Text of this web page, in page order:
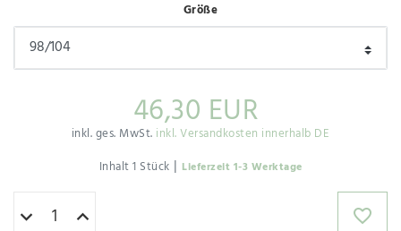
Größe
46,30 EUR
inkl. ges. MwSt. inkl. Versandkosten innerhalb DE
Inhalt1 Stück | Lieferzeit 1-3 Werktage